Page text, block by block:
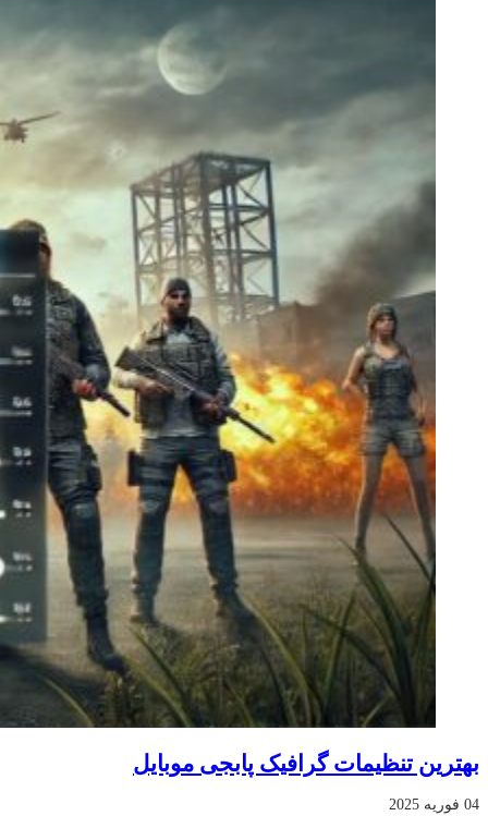
بهترین تنظیمات گرافیک پابجی موبایل
04 فوریه 2025